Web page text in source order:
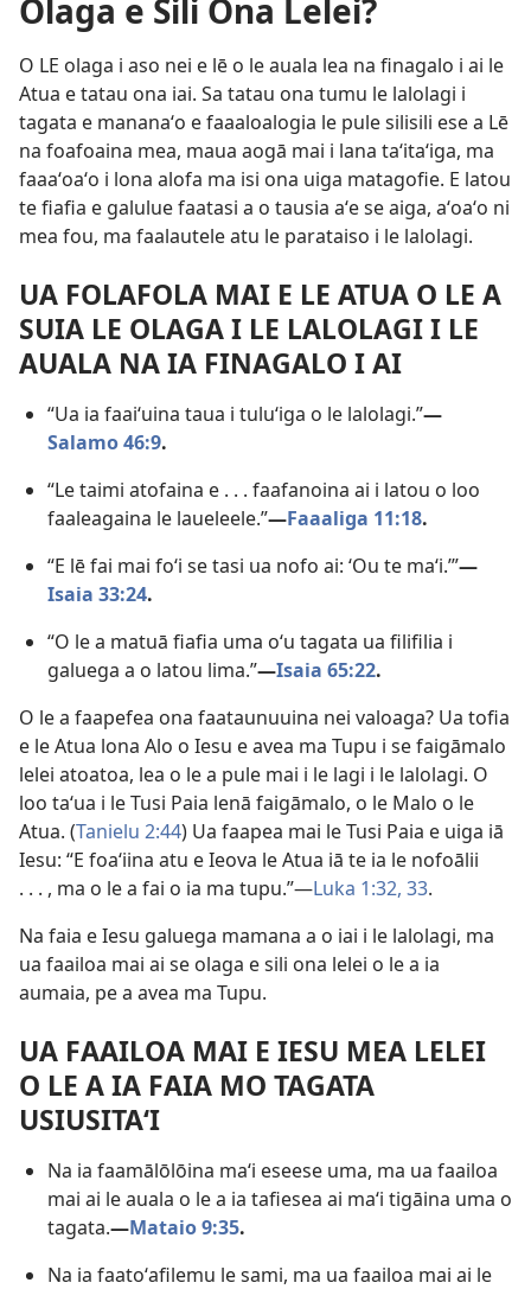
Olaga e Sili Ona Lelei?
O LE olaga i aso nei e lē o le auala lea na finagalo i ai le
Atua e tatau ona iai. Sa tatau ona tumu le lalolagi i
tagata e mananaʻo e faaaloalogia le pule silisili ese a Lē
na foafoaina mea, maua aogā mai i lana taʻitaʻiga, ma
faaaʻoaʻo i lona alofa ma isi ona uiga matagofie. E latou
te fiafia e galulue faatasi a o tausia aʻe se aiga, aʻoaʻo ni
mea fou, ma faalautele atu le parataiso i le lalolagi.
UA FOLAFOLA MAI E LE ATUA O LE A
SUIA LE OLAGA I LE LALOLAGI I LE
AUALA NA IA FINAGALO I AI
“Ua ia faaiʻuina taua i tuluʻiga o le lalolagi.”​—
Salamo 46:9.
“Le taimi atofaina e . . . faafanoina ai i latou o loo
faaleagaina le laueleele.”​—Faaaliga 11:18.
“E lē fai mai foʻi se tasi ua nofo ai: ʻOu te maʻi.’”​—
Isaia 33:24.
“O le a matuā fiafia uma oʻu tagata ua filifilia i
galuega a o latou lima.”​—Isaia 65:22.
O le a faapefea ona faataunuuina nei valoaga? Ua tofia
e le Atua lona Alo o Iesu e avea ma Tupu i se faigāmalo
lelei atoatoa, lea o le a pule mai i le lagi i le lalolagi. O
loo taʻua i le Tusi Paia lenā faigāmalo, o le Malo o le
Atua. (Tanielu 2:44) Ua faapea mai le Tusi Paia e uiga iā
Iesu: “E foaʻiina atu e Ieova le Atua iā te ia le nofoālii
. . . , ma o le a fai o ia ma tupu.”​—Luka 1:32, 33.
Na faia e Iesu galuega mamana a o iai i le lalolagi, ma
ua faailoa mai ai se olaga e sili ona lelei o le a ia
aumaia, pe a avea ma Tupu.
UA FAAILOA MAI E IESU MEA LELEI
O LE A IA FAIA MO TAGATA
USIUSITAʻI
Na ia faamālōlōina maʻi eseese uma, ma ua faailoa
mai ai le auala o le a ia tafiesea ai maʻi tigāina uma o
tagata.​—Mataio 9:35.
Na ia faatoʻafilemu le sami, ma ua faailoa mai ai le